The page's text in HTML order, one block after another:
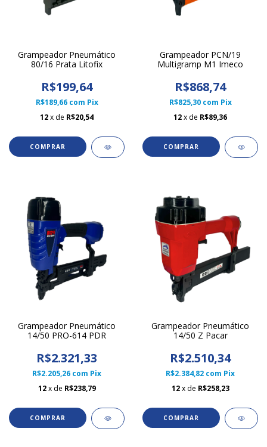
Grampeador Pneumático
80/16 Prata Litofix
R$199,64
R$189,66 com Pix
12x de R$20,54
Grampeador PCN/19
Multigramp M1 Imeco
R$868,74
R$825,30 com Pix
12x de R$89,36
Grampeador Pneumático
14/50 PRO-614 PDR
R$2.321,33
R$2.205,26 com Pix
12 x de R$238,79
Grampeador Pneumático
14/50 Z Pacar
R$2.510,34
R$2.384,82 com Pix
12 x de R$258,23